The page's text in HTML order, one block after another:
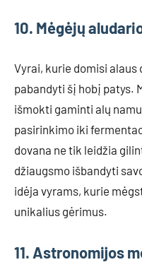
10. Mėgėjų
Vyrai, kurie domisi
pabandyti šį hobį patys.
išmokti gaminti alų
pasirinkimo iki
dovana ne tik leidžia
džiaugsmo išbandyti
idėja vyrams, kurie
unikalius gėrimus.
11. Astronomijos